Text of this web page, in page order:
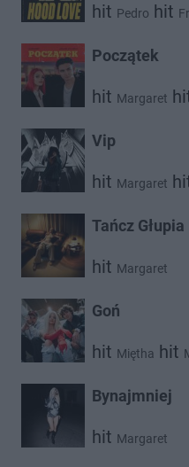
hit Pedro hit
Początek
hit Margaret
Vip
hit Margaret
Tańcz Głupia
hit Margaret
Goń
hit Miętha hit
Bynajmniej
hit Margaret